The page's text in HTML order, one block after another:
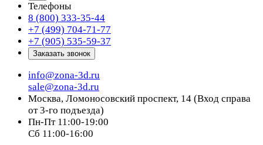
Телефоны
8 (800) 333-35-44
+7 (499) 704-71-77
+7 (905) 535-59-37
Заказать звонок
info@zona-3d.ru
sale@zona-3d.ru
Москва, Ломоносовский проспект, 14 (Вход справа
от 3-го подъезда)
Пн-Пт 11:00-19:00
Сб 11:00-16:00